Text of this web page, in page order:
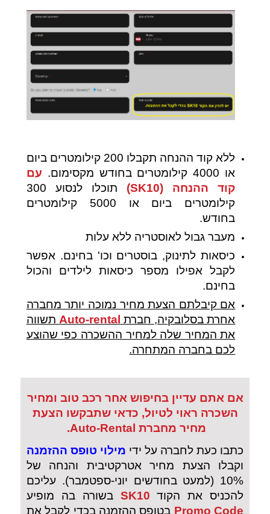
ללא קוד ההנחה תקבלו 200 קילומטרים ביום
או 4000 קילומטרים בחודש מקסימום.
עם
קוד ההנחה (SK10)
תוכלו לנסוע 300
קילומטרים ביום או 5000 קילומטרים
בחודש.
מעבר גבול לאוסטריה ללא עלות
כיסאות לתינוק, בוסטרים וכו' בחינם. אפשר
לקבל אפילו מספר כיסאות לילדים והכול
בחינם.
אם קיבלתם הצעת מחיר נמוכה יותר מחברה
אחרת בסלובקיה, חברת Auto-rental תשווה
את המחיר שלה למחיר ההשכרה כפי שהוצע
לכם בחברה המתחרה.
אם אתם עדיין בחיפוש אחר רכב טוב ומחיר
השכרה ראוי לטיול, כדאי שתבקשו הצעת
מחיר מחברת Auto-Rental.
כתבו כעת לחברה על ידי מילוי טופס ההזמנה
וקבלו הצעת מחיר אטרקטיבית והנחה של
10% (למעט בחודשים יוני-ספטמבר). עליכם
להכניס את הקוד SK10 בשורה בה מופיע
Promo Code בטופס ההזמנה בכדי לקבל את